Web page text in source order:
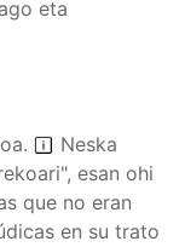
eta
.
Neska
esan ohi
que no eran
en su trato